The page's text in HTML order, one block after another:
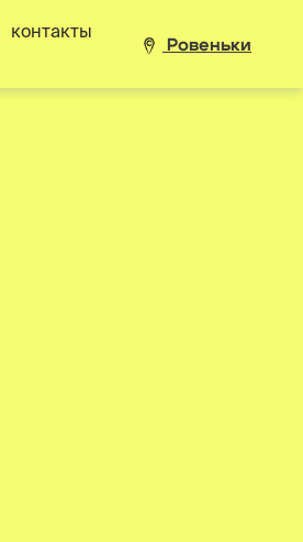
контакты
Ровеньки